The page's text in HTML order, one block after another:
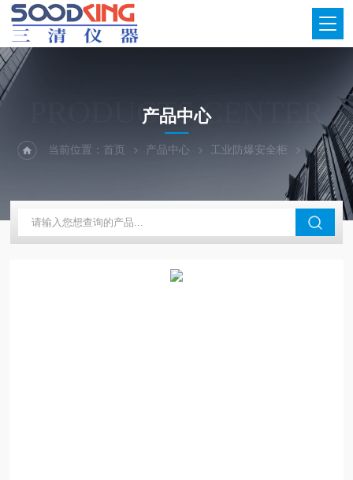
PRODUCTS CENTER
产品中心
当前位置：首页 产品中心 工业防爆安全柜 防火防